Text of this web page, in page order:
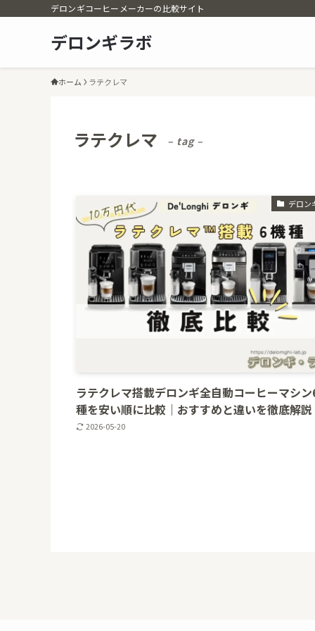
デロンギコーヒーメーカーの比較サイト
デロンギラボ
ホーム ラテクレマ
ラテクレマ – tag –
デロン
ラテクレマ搭載デロンギ全自動コーヒーマシ
種を安い順に比較｜おすすめと違いを徹底解説
2026-05-20